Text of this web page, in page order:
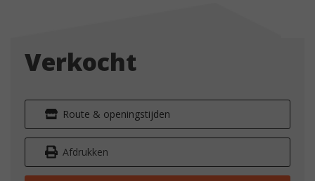
Verkocht
Route & openingstijden
Afdrukken